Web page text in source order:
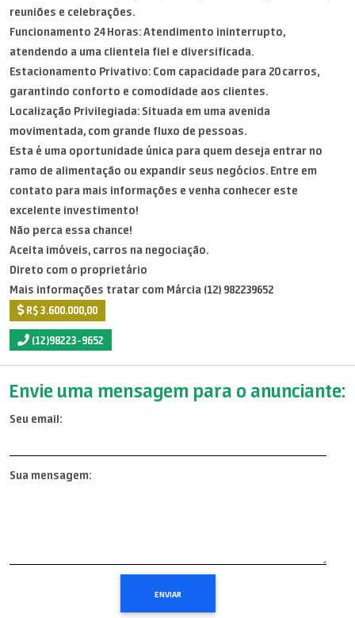
reuniões e celebrações.
Funcionamento 24 Horas: Atendimento ininterrupto,
atendendo a uma clientela fiel e diversificada.
Estacionamento Privativo: Com capacidade para 20 carros,
garantindo conforto e comodidade aos clientes.
Localização Privilegiada: Situada em uma avenida
movimentada, com grande fluxo de pessoas.
Esta é uma oportunidade única para quem deseja entrar no
ramo de alimentação ou expandir seus negócios. Entre em
contato para mais informações e venha conhecer este
excelente investimento!
Não perca essa chance!
Aceita imóveis, carros na negociação.
Direto com o proprietário
Mais informações tratar com Márcia (12) 982239652
R$ 3.600.000,00
(12)98223-9652
Envie uma mensagem para o anunciante:
Seu email:
Sua mensagem: